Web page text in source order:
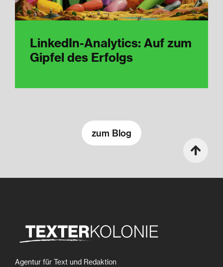
LinkedIn-Analytics: Auf zum
Gipfel des Erfolgs
zum Blog
Agentur für Text und Redaktion